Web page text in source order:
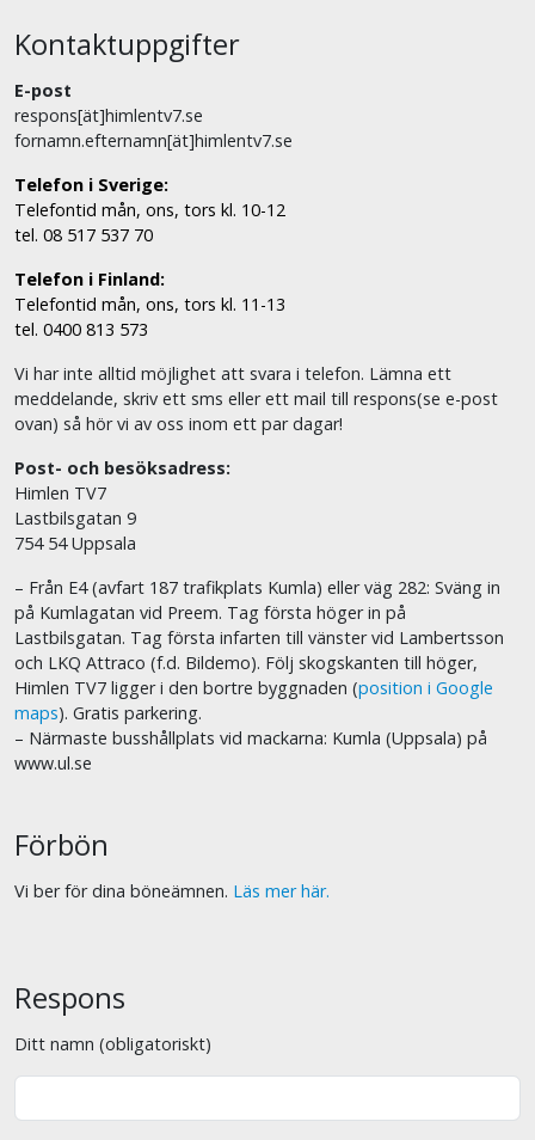
Kontaktuppgifter
E-post
respons[ät]himlentv7.se
fornamn.efternamn[ät]himlentv7.se
Telefon i Sverige:
Telefontid mån, ons, tors kl. 10-12
tel. 08 517 537 70
Telefon i Finland:
Telefontid mån, ons, tors kl. 11-13
tel. 0400 813 573
Vi har inte alltid möjlighet att svara i telefon. Lämna ett
meddelande, skriv ett sms eller ett mail till respons(se e-post
ovan) så hör vi av oss inom ett par dagar!
Post- och besöksadress:
Himlen TV7
Lastbilsgatan 9
754 54 Uppsala
– Från E4 (avfart 187 trafikplats Kumla) eller väg 282: Sväng in
på Kumlagatan vid Preem. Tag första höger in på
Lastbilsgatan. Tag första infarten till vänster vid Lambertsson
och LKQ Attraco (f.d. Bildemo). Följ skogskanten till höger,
Himlen TV7 ligger i den bortre byggnaden (position i Google
maps). Gratis parkering.
– Närmaste busshållplats vid mackarna: Kumla (Uppsala) på
www.ul.se
Förbön
Vi ber för dina böneämnen. Läs mer här.
Respons
Ditt namn (obligatoriskt)